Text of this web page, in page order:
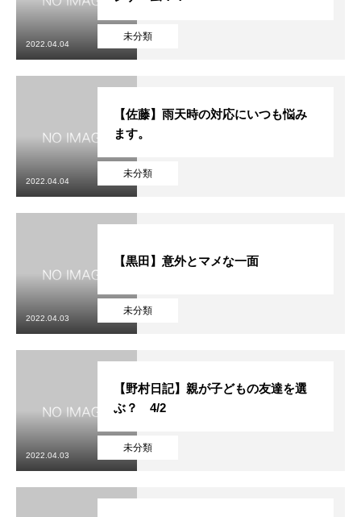
未分類
2022.04.04
未分類
【佐藤】雨天時の対応にいつも悩み
ます。
2022.04.04
未分類
【黒田】意外とマメな一面
2022.04.03
未分類
【野村日記】親が子どもの友達を選
ぶ？ 4/2
2022.04.03